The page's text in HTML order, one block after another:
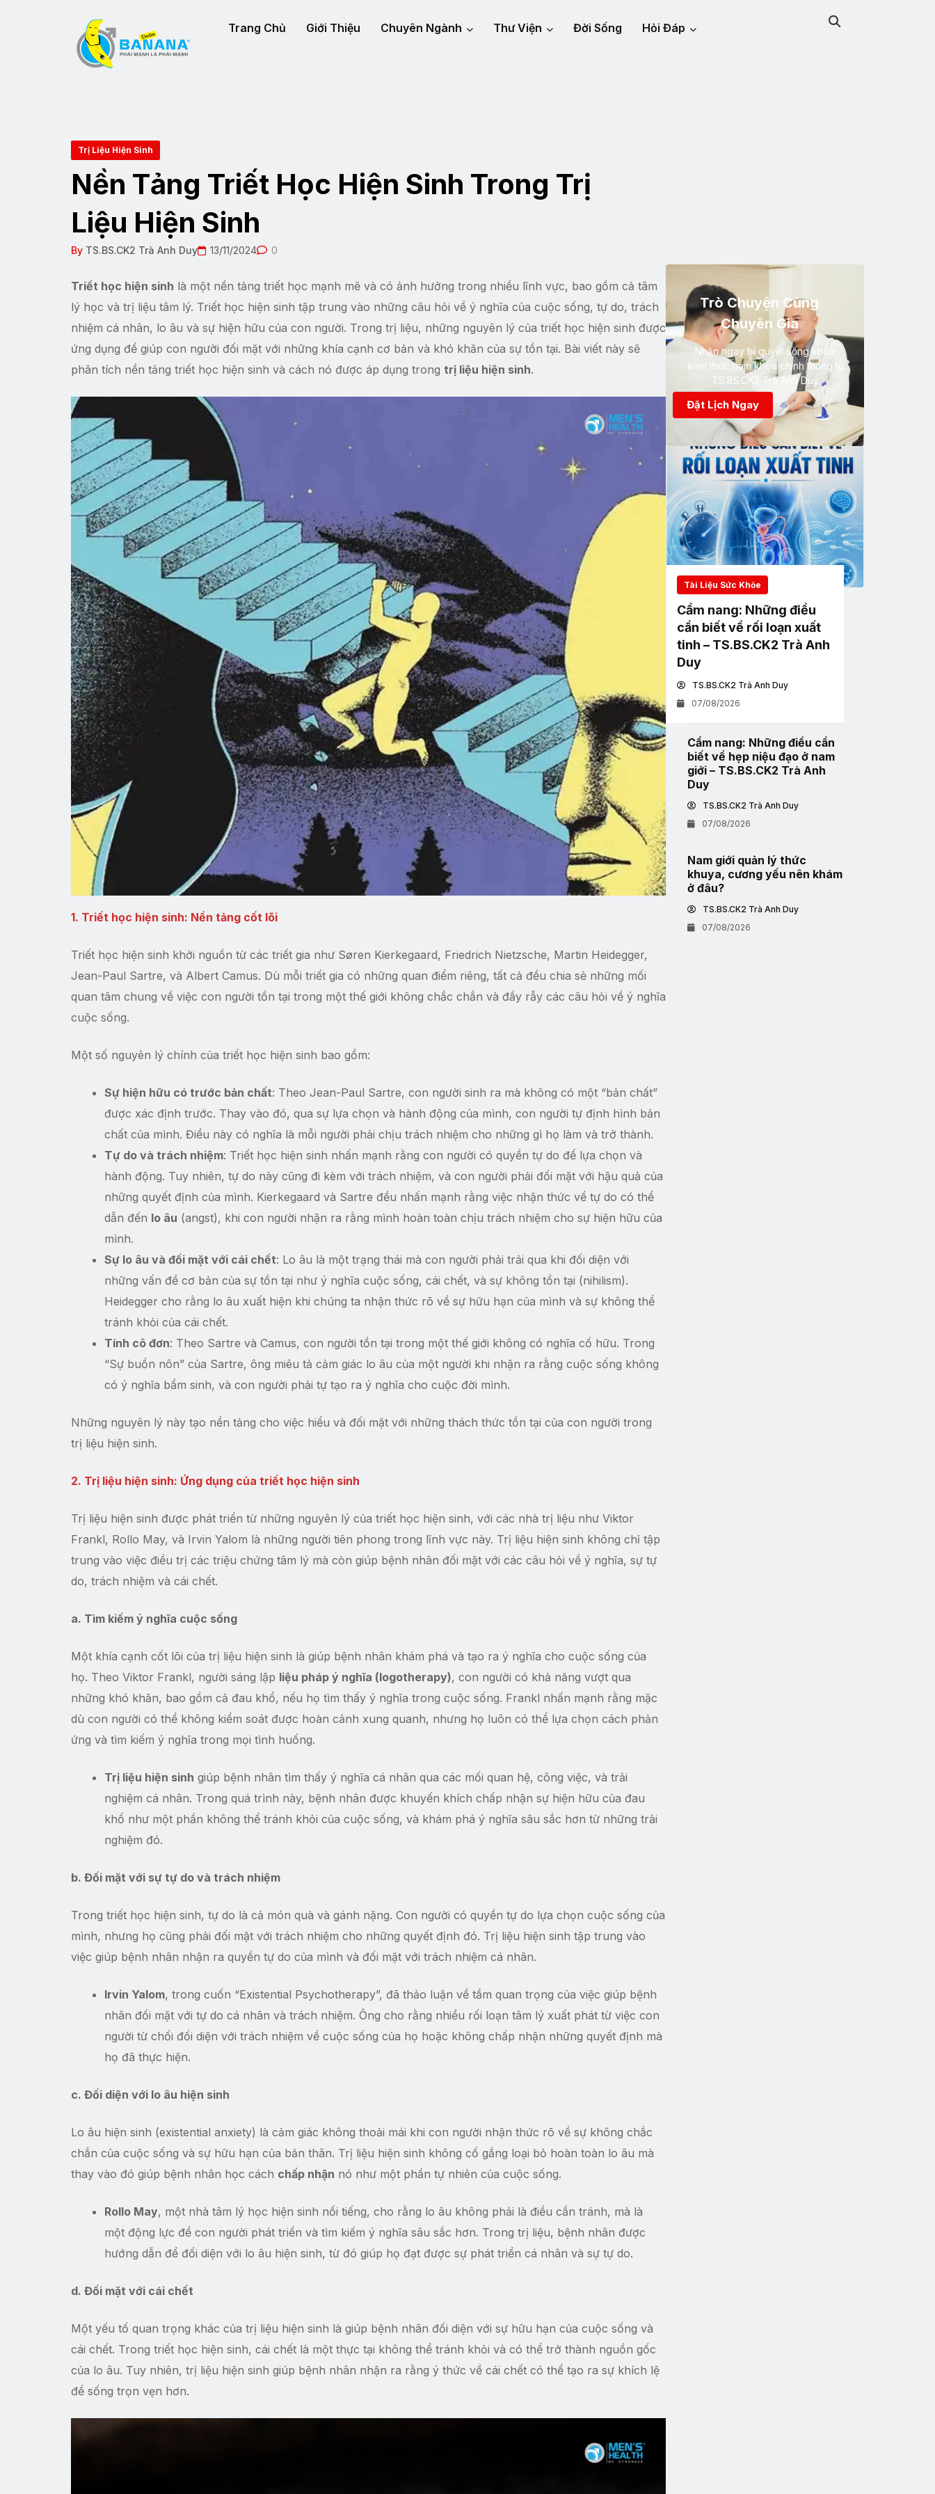
Trang Chủ Giới Thiệu Chuyên Ngành Thư Viện Đời Sống Hỏi Đáp
Trị Liệu Hiện Sinh
Nền Tảng Triết Học Hiện Sinh Trong Trị
Liệu Hiện Sinh
By TS.BS.CK2 Trà Anh Duy 13/11/2024 0
Triết học hiện sinh là một nền tảng triết học mạnh mẽ và có ảnh hưởng trong nhiều lĩnh vực, bao gồm cả tâm
lý học và trị liệu tâm lý. Triết học hiện sinh tập trung vào những câu hỏi về ý nghĩa của cuộc sống, tự do, trách
nhiệm cá nhân, lo âu và sự hiện hữu của con người. Trong trị liệu, những nguyên lý của triết học hiện sinh được
ứng dụng để giúp con người đối mặt với những khía cạnh cơ bản và khó khăn của sự tồn tại. Bài viết này sẽ
phân tích nền tảng triết học hiện sinh và cách nó được áp dụng trong trị liệu hiện sinh.
1. Triết học hiện sinh: Nền tảng cốt lõi
Triết học hiện sinh khởi nguồn từ các triết gia như Søren Kierkegaard, Friedrich Nietzsche, Martin Heidegger,
Jean-Paul Sartre, và Albert Camus. Dù mỗi triết gia có những quan điểm riêng, tất cả đều chia sẻ những mối
quan tâm chung về việc con người tồn tại trong một thế giới không chắc chắn và đầy rẫy các câu hỏi về ý nghĩa
cuộc sống.
Một số nguyên lý chính của triết học hiện sinh bao gồm:
Sự hiện hữu có trước bản chất: Theo Jean-Paul Sartre, con người sinh ra mà không có một “bản chất”
được xác định trước. Thay vào đó, qua sự lựa chọn và hành động của mình, con người tự định hình bản
chất của mình. Điều này có nghĩa là mỗi người phải chịu trách nhiệm cho những gì họ làm và trở thành.
Tự do và trách nhiệm: Triết học hiện sinh nhấn mạnh rằng con người có quyền tự do để lựa chọn và
hành động. Tuy nhiên, tự do này cũng đi kèm với trách nhiệm, và con người phải đối mặt với hậu quả của
những quyết định của mình. Kierkegaard và Sartre đều nhấn mạnh rằng việc nhận thức về tự do có thể
dẫn đến lo âu (angst), khi con người nhận ra rằng mình hoàn toàn chịu trách nhiệm cho sự hiện hữu của
mình.
Sự lo âu và đối mặt với cái chết: Lo âu là một trạng thái mà con người phải trải qua khi đối diện với
những vấn đề cơ bản của sự tồn tại như ý nghĩa cuộc sống, cái chết, và sự không tồn tại (nihilism).
Heidegger cho rằng lo âu xuất hiện khi chúng ta nhận thức rõ về sự hữu hạn của mình và sự không thể
tránh khỏi của cái chết.
Tính cô đơn: Theo Sartre và Camus, con người tồn tại trong một thế giới không có nghĩa cố hữu. Trong
“Sự buồn nôn” của Sartre, ông miêu tả cảm giác lo âu của một người khi nhận ra rằng cuộc sống không
có ý nghĩa bẩm sinh, và con người phải tự tạo ra ý nghĩa cho cuộc đời mình.
Những nguyên lý này tạo nền tảng cho việc hiểu và đối mặt với những thách thức tồn tại của con người trong
trị liệu hiện sinh.
2. Trị liệu hiện sinh: Ứng dụng của triết học hiện sinh
Trị liệu hiện sinh được phát triển từ những nguyên lý của triết học hiện sinh, với các nhà trị liệu như Viktor
Frankl, Rollo May, và Irvin Yalom là những người tiên phong trong lĩnh vực này. Trị liệu hiện sinh không chỉ tập
trung vào việc điều trị các triệu chứng tâm lý mà còn giúp bệnh nhân đối mặt với các câu hỏi về ý nghĩa, sự tự
do, trách nhiệm và cái chết.
a. Tìm kiếm ý nghĩa cuộc sống
Một khía cạnh cốt lõi của trị liệu hiện sinh là giúp bệnh nhân khám phá và tạo ra ý nghĩa cho cuộc sống của
họ. Theo Viktor Frankl, người sáng lập liệu pháp ý nghĩa (logotherapy), con người có khả năng vượt qua
những khó khăn, bao gồm cả đau khổ, nếu họ tìm thấy ý nghĩa trong cuộc sống. Frankl nhấn mạnh rằng mặc
dù con người có thể không kiểm soát được hoàn cảnh xung quanh, nhưng họ luôn có thể lựa chọn cách phản
ứng và tìm kiếm ý nghĩa trong mọi tình huống.
Trị liệu hiện sinh giúp bệnh nhân tìm thấy ý nghĩa cá nhân qua các mối quan hệ, công việc, và trải
nghiệm cá nhân. Trong quá trình này, bệnh nhân được khuyến khích chấp nhận sự hiện hữu của đau
khổ như một phần không thể tránh khỏi của cuộc sống, và khám phá ý nghĩa sâu sắc hơn từ những trải
nghiệm đó.
b. Đối mặt với sự tự do và trách nhiệm
Trong triết học hiện sinh, tự do là cả món quà và gánh nặng. Con người có quyền tự do lựa chọn cuộc sống của
mình, nhưng họ cũng phải đối mặt với trách nhiệm cho những quyết định đó. Trị liệu hiện sinh tập trung vào
việc giúp bệnh nhân nhận ra quyền tự do của mình và đối mặt với trách nhiệm cá nhân.
Irvin Yalom, trong cuốn “Existential Psychotherapy”, đã thảo luận về tầm quan trọng của việc giúp bệnh
nhân đối mặt với tự do cá nhân và trách nhiệm. Ông cho rằng nhiều rối loạn tâm lý xuất phát từ việc con
người từ chối đối diện với trách nhiệm về cuộc sống của họ hoặc không chấp nhận những quyết định mà
họ đã thực hiện.
c. Đối diện với lo âu hiện sinh
Lo âu hiện sinh (existential anxiety) là cảm giác không thoải mái khi con người nhận thức rõ về sự không chắc
chắn của cuộc sống và sự hữu hạn của bản thân. Trị liệu hiện sinh không cố gắng loại bỏ hoàn toàn lo âu mà
thay vào đó giúp bệnh nhân học cách chấp nhận nó như một phần tự nhiên của cuộc sống.
Rollo May, một nhà tâm lý học hiện sinh nổi tiếng, cho rằng lo âu không phải là điều cần tránh, mà là
một động lực để con người phát triển và tìm kiếm ý nghĩa sâu sắc hơn. Trong trị liệu, bệnh nhân được
hướng dẫn để đối diện với lo âu hiện sinh, từ đó giúp họ đạt được sự phát triển cá nhân và sự tự do.
d. Đối mặt với cái chết
Một yếu tố quan trọng khác của trị liệu hiện sinh là giúp bệnh nhân đối diện với sự hữu hạn của cuộc sống và
cái chết. Trong triết học hiện sinh, cái chết là một thực tại không thể tránh khỏi và có thể trở thành nguồn gốc
của lo âu. Tuy nhiên, trị liệu hiện sinh giúp bệnh nhân nhận ra rằng ý thức về cái chết có thể tạo ra sự khích lệ
để sống trọn vẹn hơn.
Trò Chuyện Cùng
Chuyên Gia
Nhận ngay bí quyết sống khỏe,
kiến thức nam khoa chính thống từ
TS.BS.CK2 Trà Anh Duy
Đặt Lịch Ngay
Tài Liệu Sức Khỏe
Cẩm nang: Những điều
cần biết về rối loạn xuất
tinh – TS.BS.CK2 Trà Anh
Duy
TS.BS.CK2 Trà Anh Duy
07/08/2026
Cẩm nang: Những điều cần
biết về hẹp niệu đạo ở nam
giới – TS.BS.CK2 Trà Anh
Duy
TS.BS.CK2 Trà Anh Duy
07/08/2026
Nam giới quản lý thức
khuya, cương yếu nên khám
ở đâu?
TS.BS.CK2 Trà Anh Duy
07/08/2026